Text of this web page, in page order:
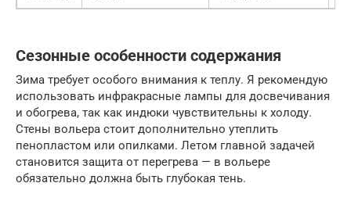
Сезонные особенности содержания
Зима требует особого внимания к теплу. Я рекомендую
использовать инфракрасные лампы для досвечивания
и обогрева, так как индюки чувствительны к холоду.
Стены вольера стоит дополнительно утеплить
пенопластом или опилками. Летом главной задачей
становится защита от перегрева — в вольере
обязательно должна быть глубокая тень.